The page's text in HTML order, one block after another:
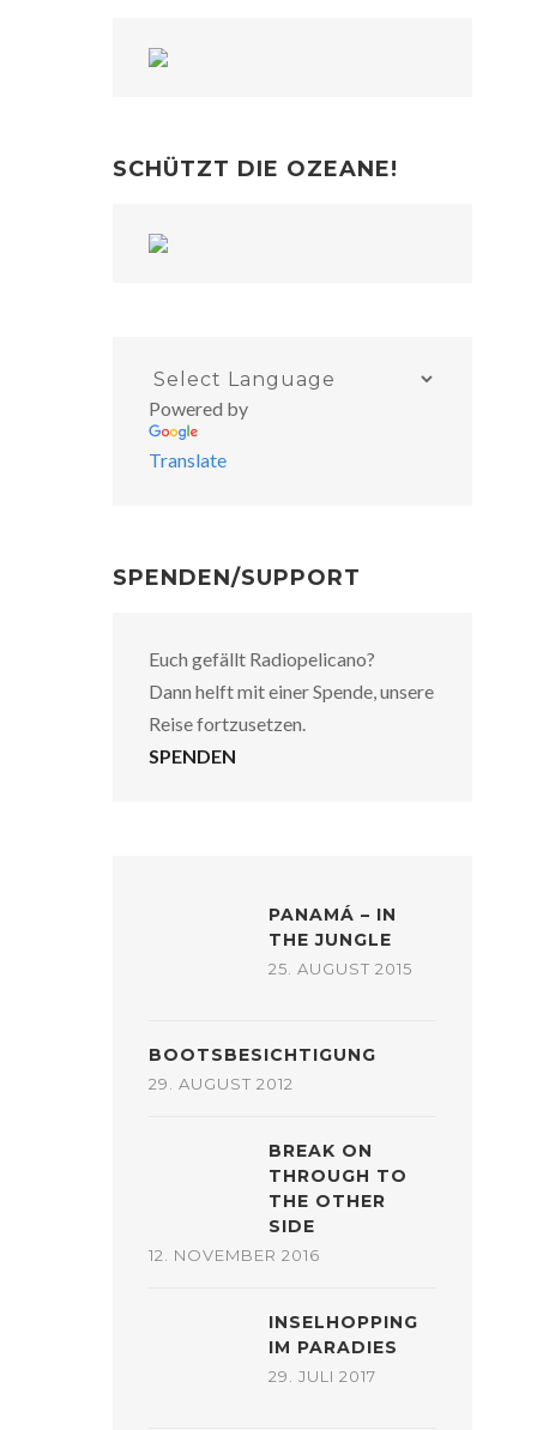
SCHÜTZT DIE OZEANE!
Powered by
Translate
SPENDEN/SUPPORT
Euch gefällt Radiopelicano?
Dann helft mit einer Spende, unsere
Reise fortzusetzen.
SPENDEN
PANAMÁ – IN
THE JUNGLE
25. AUGUST 2015
BOOTSBESICHTIGUNG
29. AUGUST 2012
BREAK ON
THROUGH TO
THE OTHER
SIDE
12. NOVEMBER 2016
INSELHOPPING
IM PARADIES
29. JULI 2017